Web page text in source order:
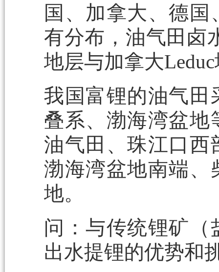
国、加拿大、德
有分布，油气田卤
地层与加拿大
我国富锂的油气田
叠系、渤海湾盆地
油气田、珠江口西
渤海湾盆地南端、
地。
问：与传统锂矿
出水提锂的优势和